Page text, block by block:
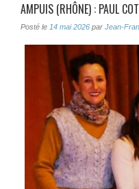
AMPUIS (RHÔNE) : PAUL
Posté le 14 mai 2026 par Jean-